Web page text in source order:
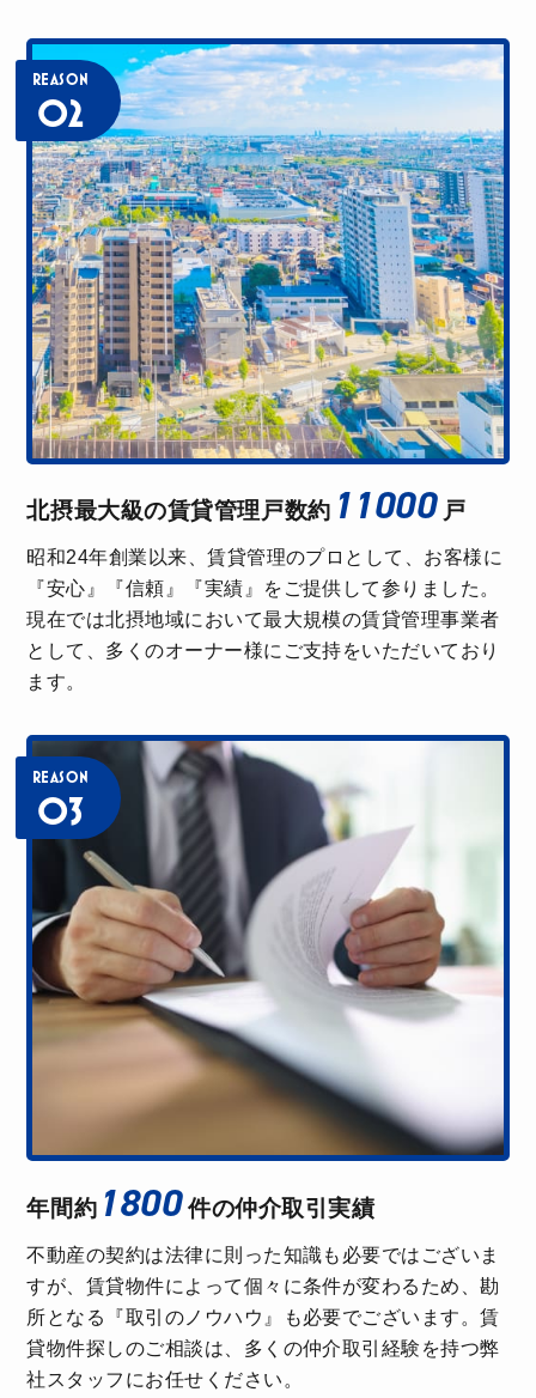
探していましたが、不動産のプロにお任せするとま
た違った視点から物件を探してくれたりするので、
相談して正解でした！
K.M
アパマンショップ阪急茨木店
電話予約の際に希望条件等を伝えておいたので事前
に条件に合う物件を探して頂けました。おかげで、
スムーズに部屋を探すことができたし、こちらのス
ケジュールや都合にも合わせて頂けて助かりまし
た。最後まで丁寧に対応して頂き、ありがとうござ
いました。
M.M
アパマンショップ阪急茨木店
初めての一人暮らしでわからないことがたくさんあ
ったのですが、担当してくださった方がとても丁寧
らもよろしくお願いします！
M.K
アパマンショップ阪急茨木店
大変お世話になりました。連絡もLINEで簡単でした
し、対応もスムーズでよかったです。担当してくだ
さったスタッフさんも親切に対応してくださり、あ
りがとうございました。
アパマンショップ阪急茨木店
寧に説明していただきました。他の不動産は要件と
は別のものを提示してきましたが、担当していただ
いたスタッフさんは広範囲かつ地域の特徴を知って
くださっていたので、良い物件が見つかりとても感
謝しています。ありがとうございました！
REASON
02
北摂最大級の賃貸管理戸数約 11000戸
昭和24年創業以来、賃貸管理のプロとして、お客様に
『安心』『信頼』『実績』をご提供して参りました。
現在では北摂地域において最大規模の賃貸管理事業者
として、多くのオーナー様にご支持をいただいており
ます。
REASON
03
年間約 1800件の仲介取引実績
不動産の契約は法律に則った知識も必要ではございま
すが、賃貸物件によって個々に条件が変わるため、勘
所となる『取引のノウハウ』も必要でございます。賃
貸物件探しのご相談は、多くの仲介取引経験を持つ弊
社スタッフにお任せください。